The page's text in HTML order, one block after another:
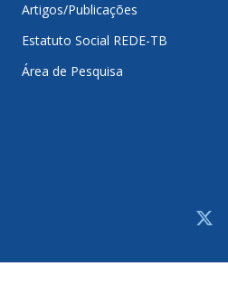
Artigos/Publicações
Estatuto Social REDE-TB
Área de Pesquisa